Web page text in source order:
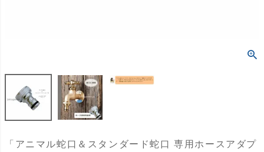
「アニマル蛇口＆スタンダード蛇口 専用ホースアダプ